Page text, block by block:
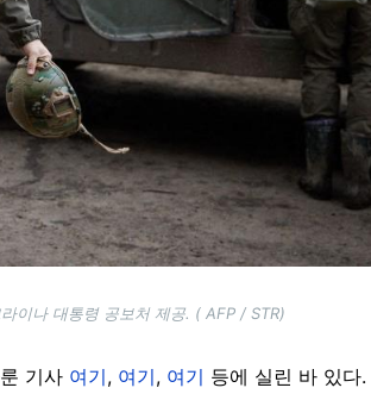
이나 대통령 공보처 제공. ( AFP / STR)
기사 여기, 여기, 여기 등에 실린 바 있다.